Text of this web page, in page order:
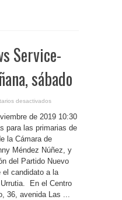
Service-
sábado
desactivados
Rico-
Inter
News
Service-
Agenda
mañana,
sábado
de 2019 10:30
para las primarias de
la Cámara de
Méndez Núñez, y
del Partido Nuevo
el candidato a la
En el Centro
36, avenida Las ...